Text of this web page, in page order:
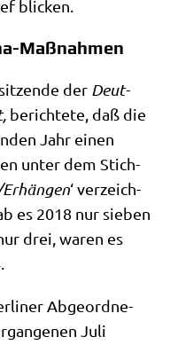
blicken.
Maßnahmen
der Deut­
berich­te­te, daß die
Jahr einen
unter dem Stich­
‘ ver­zeich­
es 2018 nur sie­ben
drei, waren es
Abge­ord­ne­
Juli